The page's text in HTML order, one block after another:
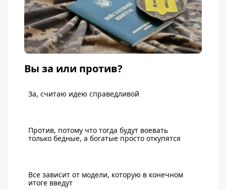
Вы за или против?
За, считаю идею справедливой
Против, потому что тогда будут воевать
только бедные, а богатые просто откупятся
Все зависит от модели, которую в конечном
итоге введут